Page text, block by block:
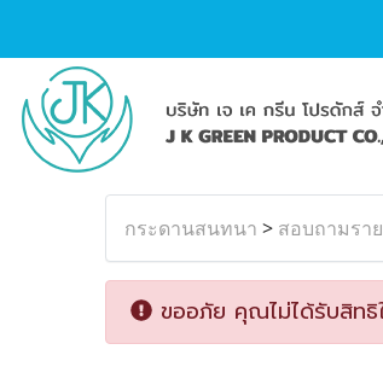
กระดานสนทนา > สอบถามรา
ขออภัย คุณไม่ได้รับสิทธิ